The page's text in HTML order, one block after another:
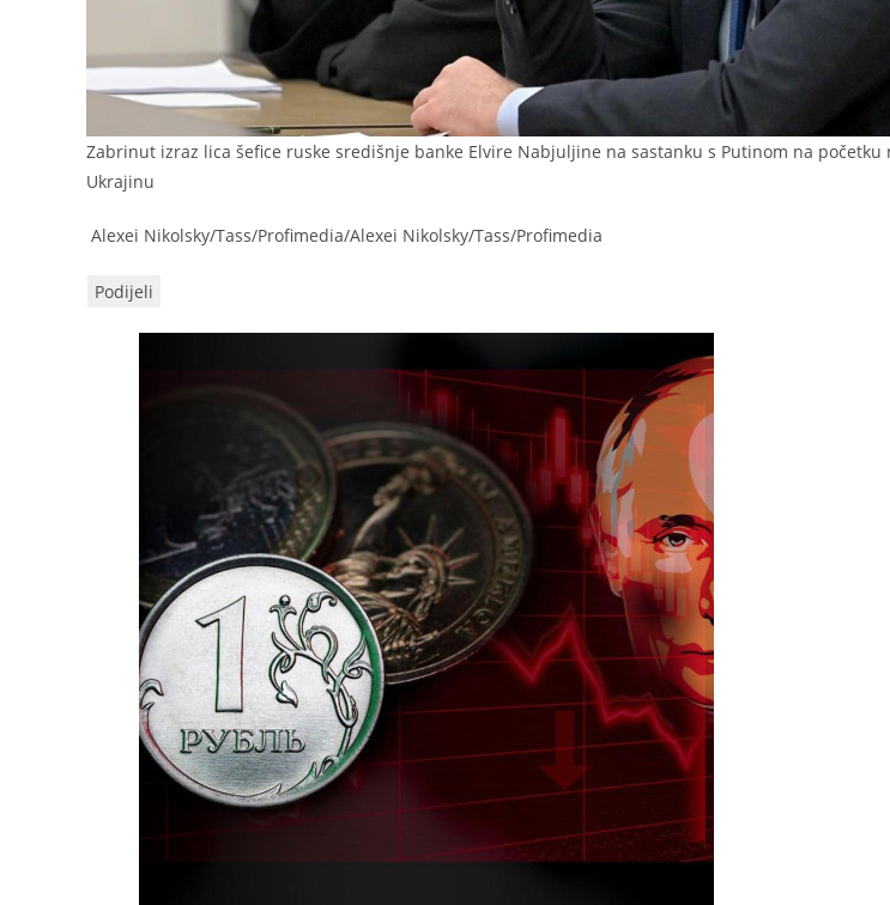
Zabrinut izraz lica šefice ruske središnje banke Elvire Nabjuljine na sastanku s Putinom na početku
Ukrajinu
Alexei Nikolsky/Tass/Profimedia/Alexei Nikolsky/Tass/Profimedia
Podijeli